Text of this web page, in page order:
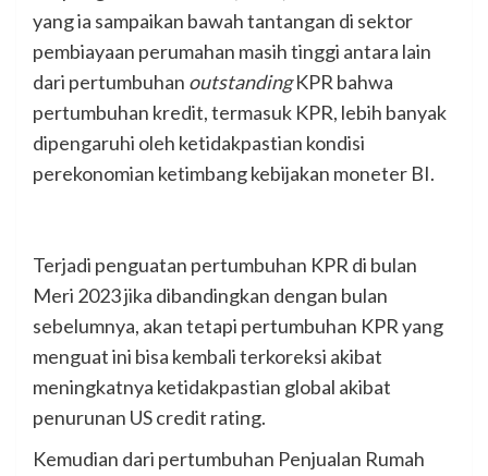
yang ia sampaikan bawah tantangan di sektor
pembiayaan perumahan masih tinggi antara lain
dari pertumbuhan outstandingKPR bahwa
pertumbuhan kredit, termasuk KPR, lebih banyak
dipengaruhi oleh ketidakpastian kondisi
perekonomian ketimbang kebijakan moneter BI.
Terjadi penguatan pertumbuhan KPR di bulan
Meri 2023 jika dibandingkan dengan bulan
sebelumnya, akan tetapi pertumbuhan KPR yang
menguat ini bisa kembali terkoreksi akibat
meningkatnya ketidakpastian global akibat
penurunan US credit rating.
Kemudian dari pertumbuhan Penjualan Rumah